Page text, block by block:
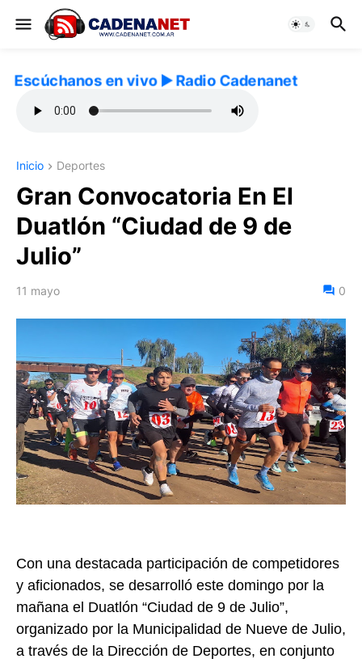
Escúchanos en vivo ▶️ Radio Cadenanet
Inicio Deportes
Gran Convocatoria En El
Duatlón “Ciudad de 9 de
Julio”
11 mayo 0
Con una destacada participación de competidores
y aficionados, se desarrolló este domingo por la
mañana el Duatlón “Ciudad de 9 de Julio”,
organizado por la Municipalidad de Nueve de Julio,
a través de la Dirección de Deportes, en conjunto